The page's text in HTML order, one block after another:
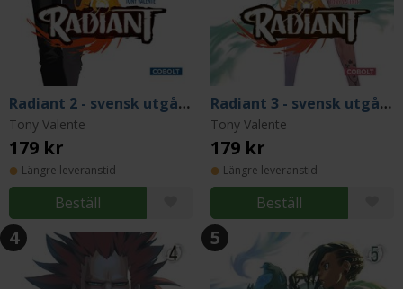
Radiant 2 - svensk utgåva
Tony Valente
179 kr
Längre leveranstid
Beställ
Radiant 3 - svensk utgåva
Tony Valente
179 kr
Längre leveranstid
Beställ
4 5